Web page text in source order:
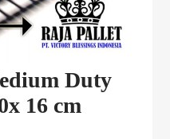
Duty
16 cm